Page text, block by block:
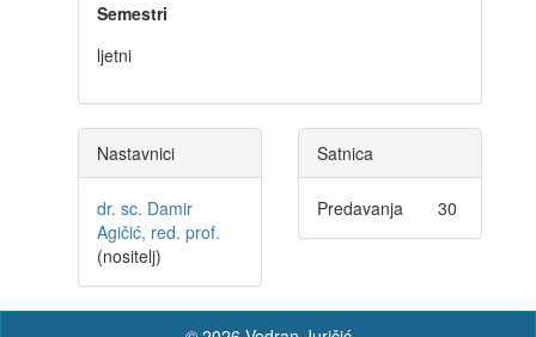
Semestri
ljetni
Nastavnici
dr. sc. Damir
Agičić, red. prof.
(nositelj)
Satnica
Predavanja 30